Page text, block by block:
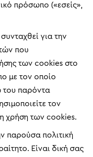
πρόσωπο («εσείς»,
για την
που
των cookies στο
με τον οποίο
του παρόντα
τον
χρήση των cookies.
παρούσα πολιτική
Είναι δική σας